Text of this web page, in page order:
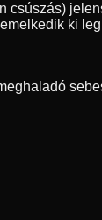
csúszás)
ki